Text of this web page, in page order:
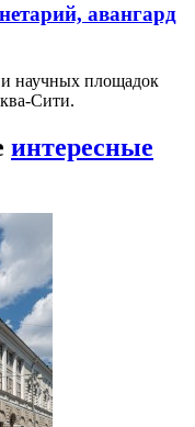
авангард
и научных площадок
Сити.
интересные